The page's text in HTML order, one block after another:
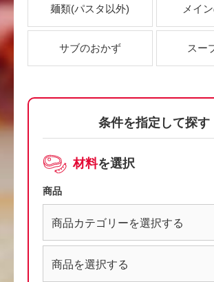
麺類(パスタ以外) メイ
サブのおかず スー
条件を指定して探す
材料を選択
商品